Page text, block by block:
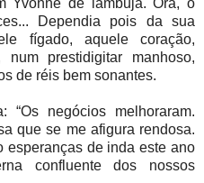
Yvonne de lambuja. Ora, o
Dependia pois da sua
fígado, aquele coração,
prestidigitar manhoso,
de réis bem sonantes.
“Os negócios melhoraram.
que se me afigura rendosa.
esperanças de inda este ano
confluente dos nossos